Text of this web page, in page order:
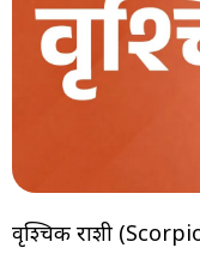
वृश्चिक राशी